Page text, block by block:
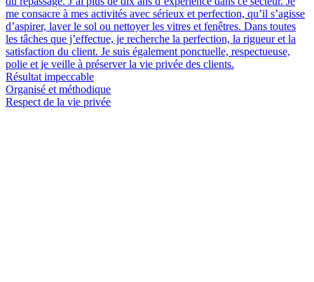
me consacre à mes activités avec sérieux et perfection, qu’il s’agisse
d’aspirer, laver le sol ou nettoyer les vitres et fenêtres. Dans toutes
les tâches que j’effectue, je recherche la perfection, la rigueur et la
satisfaction du client. Je suis également ponctuelle, respectueuse,
polie et je veille à préserver la vie privée des clients.
Résultat impeccable
Organisé et méthodique
Respect de la vie privée